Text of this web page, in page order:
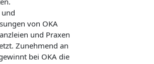
und
von OKA
und Praxen
Zunehmend an
bei OKA die